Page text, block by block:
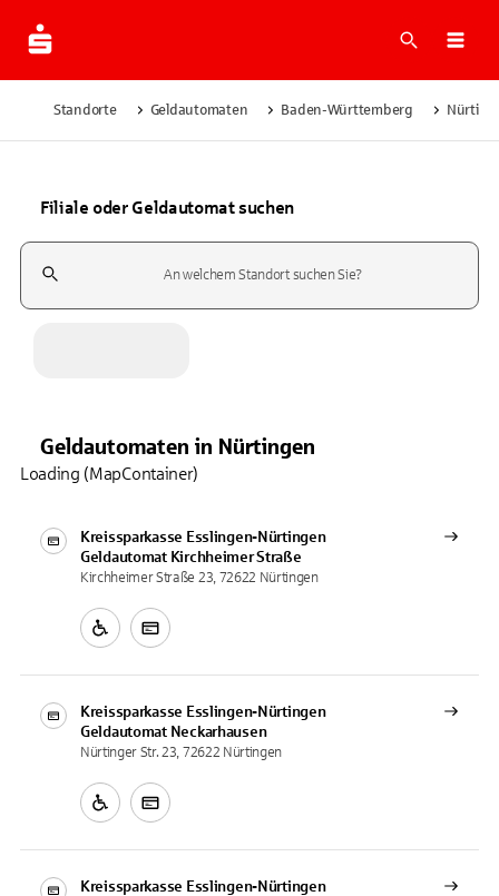
Suche
Standorte Geldautomaten Baden-Württemberg
Filiale oder Geldautomat suchen
Suchfeld
Geldautomaten in Nürtingen
Kreissparkasse Esslingen-Nürtingen
Geldautomat Kirchheimer Straße
Kirchheimer Straße 23, 72622 Nürtingen
Kreissparkasse Esslingen-Nürtingen
Geldautomat Neckarhausen
Nürtinger Str. 23, 72622 Nürtingen
Kreissparkasse Esslingen-Nürtingen
Loading (MapContainer)